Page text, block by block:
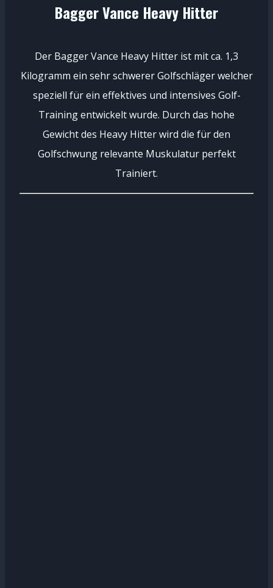
Bagger Vance Heavy Hitter
Der Bagger Vance Heavy Hitter ist mit ca. 1,3
Kilogramm ein sehr schwerer Golfschläger welcher
speziell für ein effektives und intensives Golf-
Training entwickelt wurde. Durch das hohe
Gewicht des Heavy Hitter wird die für den
Golfschwung relevante Muskulatur perfekt
Trainiert.